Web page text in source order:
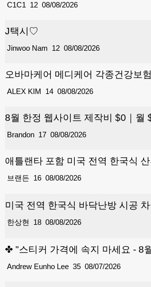
12
C1C1 08/08/2026
J택시♡
12
Jinwoo Nam 08/08/2026
오바마케어 메디케어 각종건강보
14
ALEX KIM 08/08/2026
8월 한정 웹사이트 제작비 $0｜월
17
Brandon 08/08/2026
애틀랜타 포함 미국 전역 한국식
16
브랜든 08/08/2026
미국 전역 한국식 바닥난방 시공
18
한상현 08/08/2026
✤ "스티커 가격에 속지 마세요 - 8
35
Andrew Eunho Lee 08/07/2026